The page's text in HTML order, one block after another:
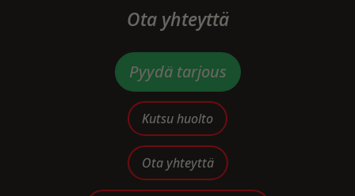
Ota yhteyttä
Pyydä tarjous
Kutsu huolto
Ota yhteyttä